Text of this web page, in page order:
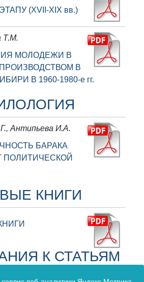
(XVII-XIX вв.)
Т.М.
МОЛОДЕЖИ В
В
В 1960-1980-е гг.
Антипьева И.А.
БАРАКА
ПОЛИТИЧЕСКОЙ
КНИГИ
К СТАТЬЯМ